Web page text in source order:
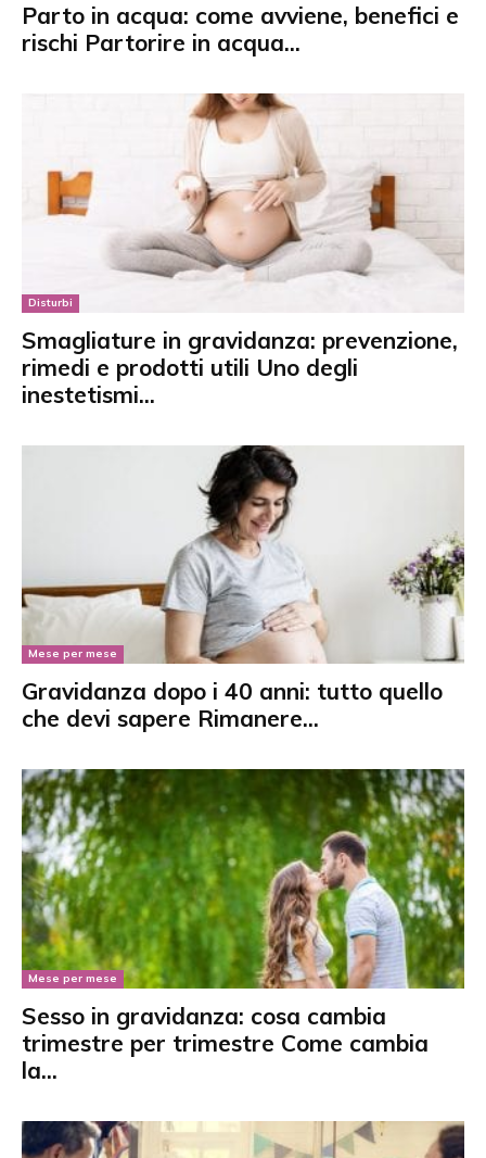
Parto in acqua: come avviene, benefici e
rischi Partorire in acqua...
Disturbi
Smagliature in gravidanza: prevenzione,
rimedi e prodotti utili Uno degli
inestetismi...
Mese per mese
Gravidanza dopo i 40 anni: tutto quello
che devi sapere Rimanere...
Mese per mese
Sesso in gravidanza: cosa cambia
trimestre per trimestre Come cambia
la...